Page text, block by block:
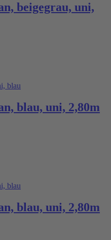
beigegrau, uni,
blau, uni, 2,80m
blau, uni, 2,80m